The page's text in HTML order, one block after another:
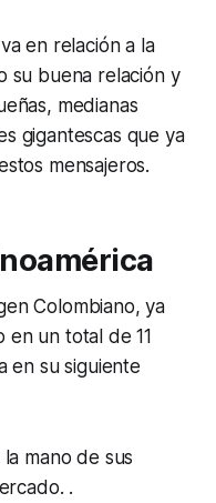
en relación a la
su buena relación y
medianas
gigantescas que ya
mensajeros.
Colombiano, ya
un total de 11
en su siguiente
mano de sus
.